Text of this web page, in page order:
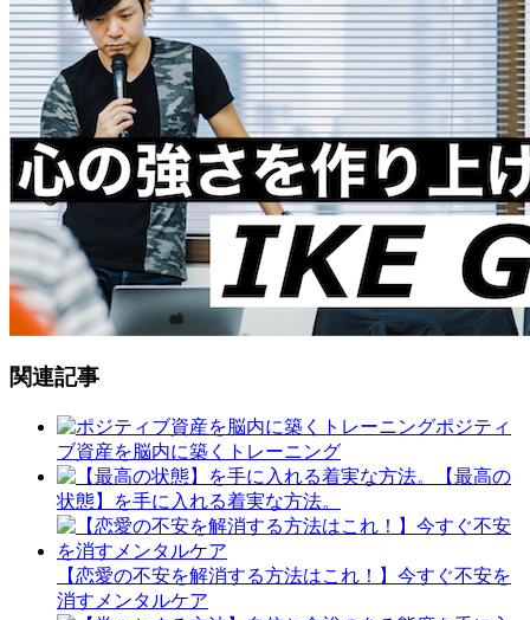
関連記事
ポジティ
ブ資産を脳内に築くトレーニング
【最高の
状態】を手に入れる着実な方法。
【恋愛の不安を解消する方法はこれ！】今すぐ不安を
消すメンタルケア